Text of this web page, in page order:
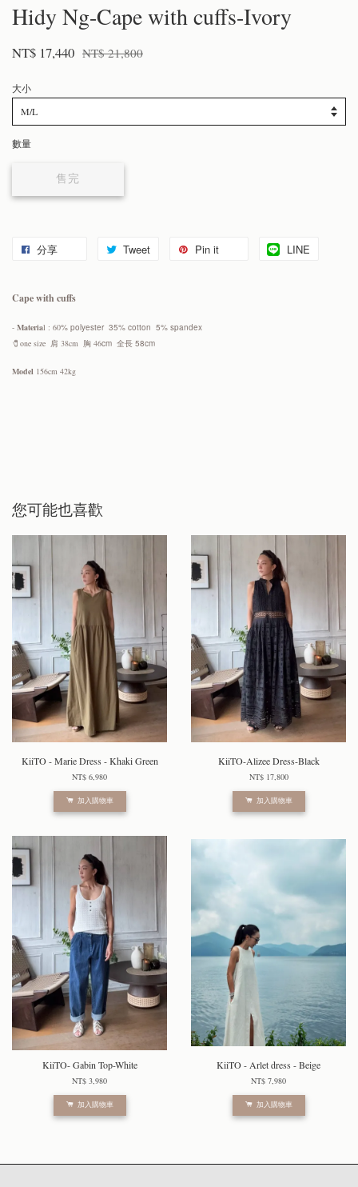
Hidy Ng-Cape with cuffs-Ivory
NT$ 17,440 NT$ 21,800
大小
數量
售完
分享 Tweet Pin it LINE
Cape with cuffs
- Material : 60% polyester 35% cotton 5% spandex
🧷one size 肩 38cm 胸 46cm 全長 58cm
Model 156cm 42kg
您可能也喜歡
KiiTO - Marie Dress - Khaki Green
NT$ 6,980
加入購物車
KiiTO-Alizee Dress-Black
NT$ 17,800
加入購物車
KiiTO- Gabin Top-White
NT$ 3,980
加入購物車
KiiTO - Arlet dress - Beige
NT$ 7,980
加入購物車